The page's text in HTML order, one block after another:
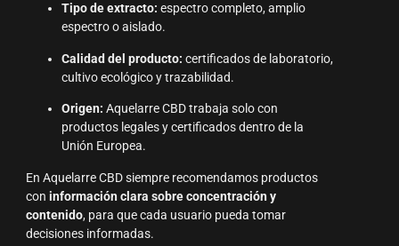
Tipo de extracto: espectro completo, amplio
espectro o aislado.
Calidad del producto: certificados de laboratorio,
cultivo ecológico y trazabilidad.
Origen: Aquelarre CBD trabaja solo con
productos legales y certificados dentro de la
Unión Europea.
En Aquelarre CBD siempre recomendamos productos
con información clara sobre concentración y
contenido, para que cada usuario pueda tomar
decisiones informadas.